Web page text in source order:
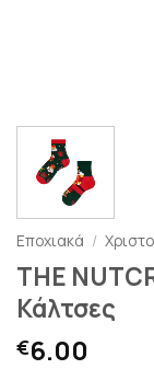
Εποχιακά /
THE
Κάλτσες
€6.00